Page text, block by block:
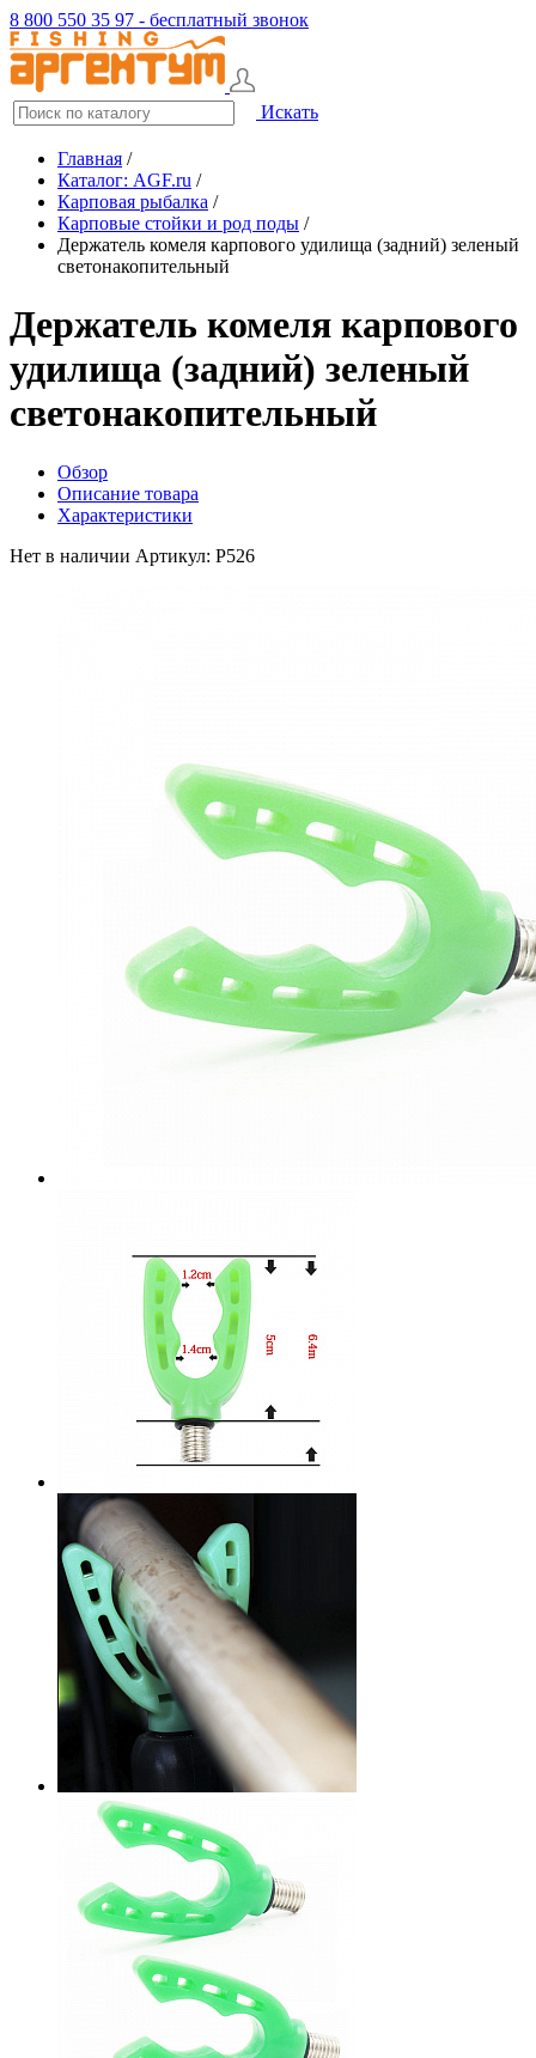
8 800 550 35 97 - бесплатный звонок
Искать
Главная /
Каталог: AGF.ru /
Карповая рыбалка /
Карповые стойки и род поды /
Держатель комеля карпового удилища (задний) зеленый
светонакопительный
Держатель комеля карпового
удилища (задний) зеленый
светонакопительный
Обзор
Описание товара
Характеристики
Нет в наличии Артикул: P526